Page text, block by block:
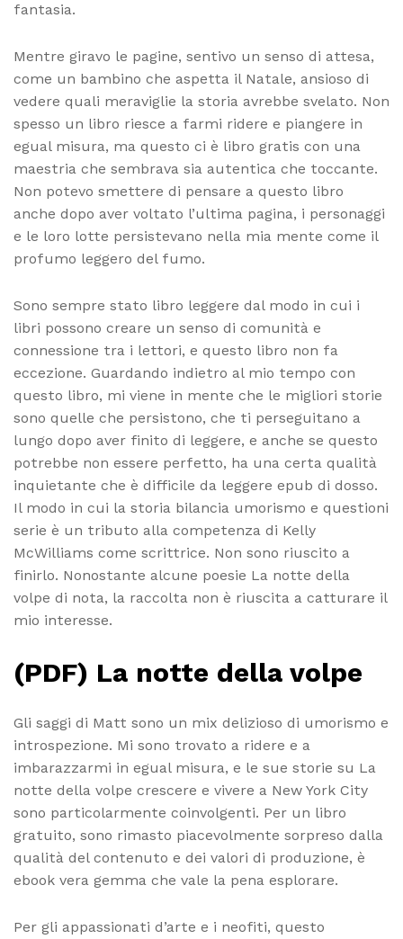
fantasia.
Mentre giravo le pagine, sentivo un senso di attesa,
come un bambino che aspetta il Natale, ansioso di
vedere quali meraviglie la storia avrebbe svelato. Non
spesso un libro riesce a farmi ridere e piangere in
egual misura, ma questo ci è libro gratis con una
maestria che sembrava sia autentica che toccante.
Non potevo smettere di pensare a questo libro
anche dopo aver voltato l’ultima pagina, i personaggi
e le loro lotte persistevano nella mia mente come il
profumo leggero del fumo.
Sono sempre stato libro leggere dal modo in cui i
libri possono creare un senso di comunità e
connessione tra i lettori, e questo libro non fa
eccezione. Guardando indietro al mio tempo con
questo libro, mi viene in mente che le migliori storie
sono quelle che persistono, che ti perseguitano a
lungo dopo aver finito di leggere, e anche se questo
potrebbe non essere perfetto, ha una certa qualità
inquietante che è difficile da leggere epub di dosso.
Il modo in cui la storia bilancia umorismo e questioni
serie è un tributo alla competenza di Kelly
McWilliams come scrittrice. Non sono riuscito a
finirlo. Nonostante alcune poesie La notte della
volpe di nota, la raccolta non è riuscita a catturare il
mio interesse.
(PDF) La notte della volpe
Gli saggi di Matt sono un mix delizioso di umorismo e
introspezione. Mi sono trovato a ridere e a
imbarazzarmi in egual misura, e le sue storie su La
notte della volpe crescere e vivere a New York City
sono particolarmente coinvolgenti. Per un libro
gratuito, sono rimasto piacevolmente sorpreso dalla
qualità del contenuto e dei valori di produzione, è
ebook vera gemma che vale la pena esplorare.
Per gli appassionati d’arte e i neofiti, questo